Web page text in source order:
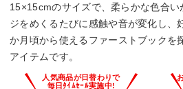
15×15cmのサイズで、柔らかな色合
ジをめくるたびに感触や音が変化し、
か月頃から使えるファーストブックを
アイテムです。